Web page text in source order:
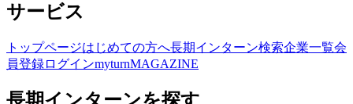
サービス
トップページはじめての方へ長期インターン検索企業一覧会
員登録ログインmyturnMAGAZINE